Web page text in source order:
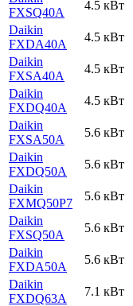
FXSQ40A
4.5 кВт
Daikin
FXDA40A
4.5 кВт
Daikin
FXSA40A
4.5 кВт
Daikin
FXDQ40A
4.5 кВт
Daikin
FXSA50A
5.6 кВт
Daikin
FXDQ50A
5.6 кВт
Daikin
FXMQ50P7
5.6 кВт
Daikin
FXSQ50A
5.6 кВт
Daikin
FXDA50A
5.6 кВт
Daikin
FXDQ63A
7.1 кВт